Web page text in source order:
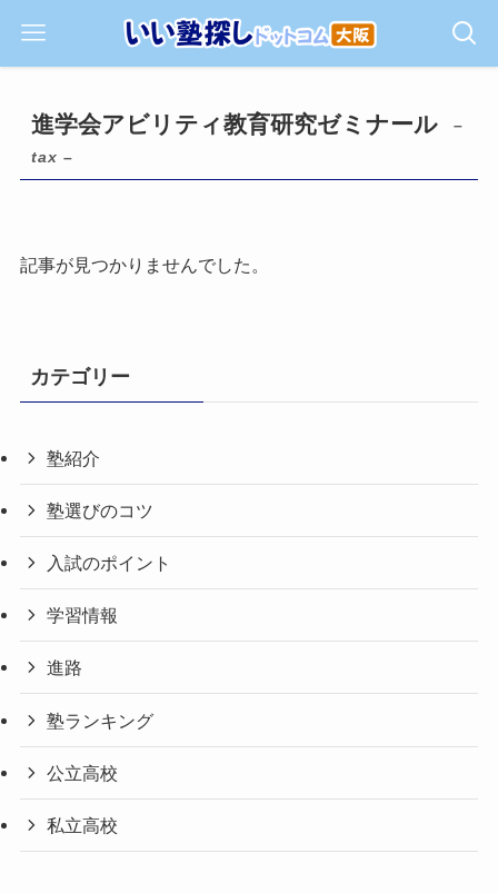
進学会アビリティ教育研究ゼミナール
–
tax –
記事が見つかりませんでした。
カテゴリー
塾紹介
塾選びのコツ
入試のポイント
学習情報
進路
塾ランキング
公立高校
私立高校